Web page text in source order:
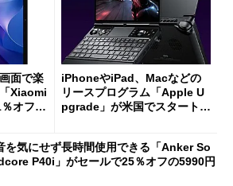
面で楽
Xiaomi
オフの
iPhoneやiPad、Macなどの
リースプログラム「Apple U
pgrade」が米国でスタート／
ut」が明...
を気にせず長時間使用できる「Anker So
P40i」がセールで25％オフの5990円